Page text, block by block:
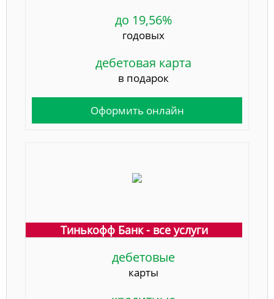
до 19,56%
годовых
дебетовая карта
в подарок
Оформить онлайн
Тинькофф Банк - все услуги
дебетовые
карты